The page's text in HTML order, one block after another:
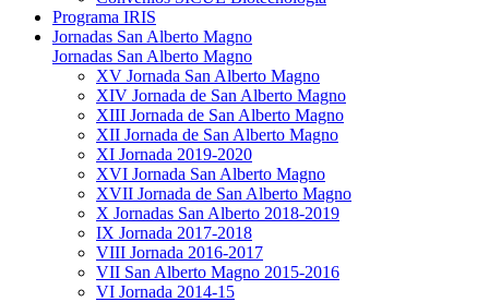
Programa IRIS
Jornadas San Alberto Magno
Jornadas San Alberto Magno
XV Jornada San Alberto Magno
XIV Jornada de San Alberto Magno
XIII Jornada de San Alberto Magno
XII Jornada de San Alberto Magno
XI Jornada 2019-2020
XVI Jornada San Alberto Magno
XVII Jornada de San Alberto Magno
X Jornadas San Alberto 2018-2019
IX Jornada 2017-2018
VIII Jornada 2016-2017
VII San Alberto Magno 2015-2016
VI Jornada 2014-15